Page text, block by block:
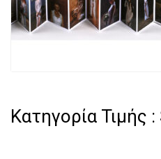
Κατηγορία Τιμής